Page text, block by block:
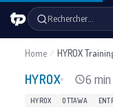
Rechercher…
Home /
HYROX 6
HYROX OTTAWA